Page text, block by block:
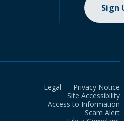
Sign
Legal
Privacy Notice
Site Accessibility
Access to Information
Scam Alert